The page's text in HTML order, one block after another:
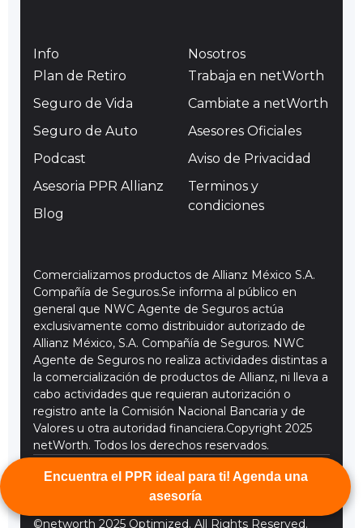
Encuentra el PPR ideal para ti! Agenda una
asesoría
Info
Plan de Retiro
Seguro de Vida
Seguro de Auto
Podcast
Asesoria PPR Allianz
Blog
Nosotros
Trabaja en netWorth
Cambiate a netWorth
Asesores Oficiales
Aviso de Privacidad
Terminos y
condiciones
Comercializamos productos de Allianz México S.A.
Compañía de Seguros.Se informa al público en
general que NWC Agente de Seguros actúa
exclusivamente como distribuidor autorizado de
Allianz México, S.A. Compañía de Seguros. NWC
Agente de Seguros no realiza actividades distintas a
la comercialización de productos de Allianz, ni lleva a
cabo actividades que requieran autorización o
registro ante la Comisión Nacional Bancaria y de
Valores u otra autoridad financiera.Copyright 2025
netWorth. Todos los derechos reservados.
©networth 2025 Optimized. All Rights Reserved.